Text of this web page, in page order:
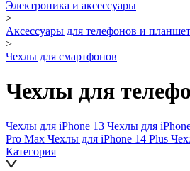
Электроника и аксессуары
>
Аксессуары для телефонов и
>
Чехлы для смартфонов
Чехлы для
Чехлы для iPhone 13 Чехлы для
Pro Max Чехлы для iPhone 14 Plus
Категория